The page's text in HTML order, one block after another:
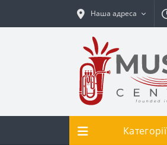
Наша адреса
Категорії